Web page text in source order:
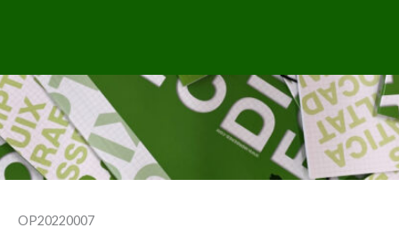
OP20220007